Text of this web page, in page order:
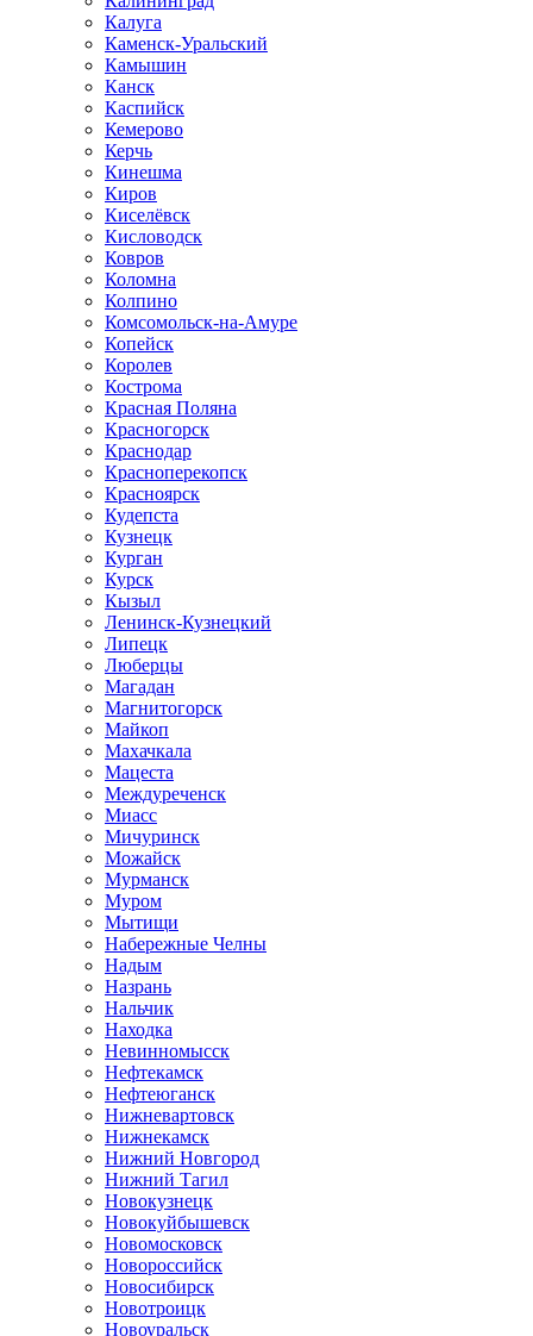
Калуга
Каменск-Уральский
Камышин
Канск
Каспийск
Кемерово
Керчь
Кинешма
Киров
Киселёвск
Кисловодск
Ковров
Коломна
Колпино
Комсомольск-на-Амуре
Копейск
Королев
Кострома
Красная Поляна
Красногорск
Краснодар
Красноперекопск
Красноярск
Кудепста
Кузнецк
Курган
Курск
Кызыл
Ленинск-Кузнецкий
Липецк
Люберцы
Магадан
Магнитогорск
Майкоп
Махачкала
Мацеста
Междуреченск
Миасс
Мичуринск
Можайск
Мурманск
Муром
Мытищи
Набережные Челны
Надым
Назрань
Нальчик
Находка
Невинномысск
Нефтекамск
Нефтеюганск
Нижневартовск
Нижнекамск
Нижний Новгород
Нижний Тагил
Новокузнецк
Новокуйбышевск
Новомосковск
Новороссийск
Новосибирск
Новотроицк
Новоуральск